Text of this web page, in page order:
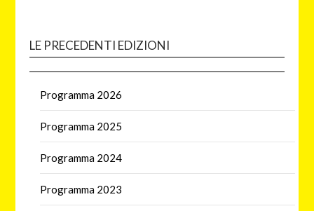
LE PRECEDENTI EDIZIONI
Programma 2026
Programma 2025
Programma 2024
Programma 2023